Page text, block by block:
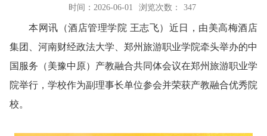
时间：2026-06-01 浏览次数： 347
本网讯 （酒店管理学院 王志飞） 近日，由美高梅酒店
集团、河南财经政法大学、郑州旅游职业学院牵头举办的中
国服务（美豫中原）产教融合共同体会议在郑州旅游职业学
院举行，学校作为副理事长单位参会并荣获产教融合优秀院
校。